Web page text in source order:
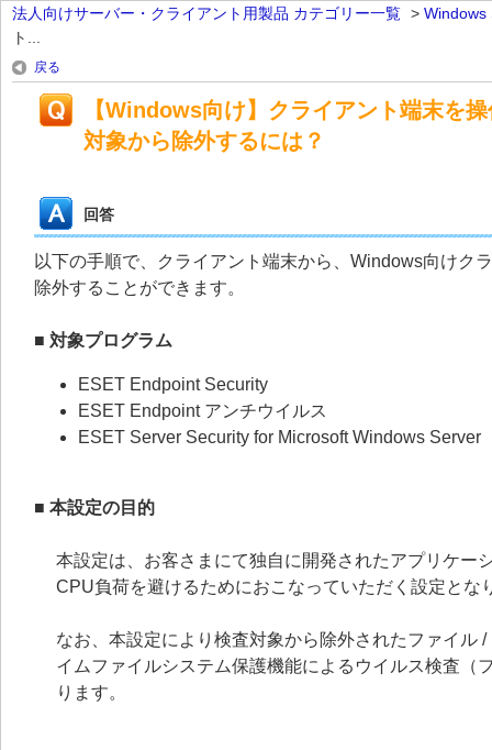
法人向けサーバー・クライアント用製品 カテゴリー一覧 > Windows
ト...
戻る
【Windows向け】クライアント端末を
対象から除外するには？
回答
以下の手順で、クライアント端末から、Windows向けク
除外することができます。
■ 対象プログラム
ESET Endpoint Security
ESET Endpoint アンチウイルス
ESET Server Security for Microsoft Windows Server
■ 本設定の目的
本設定は、お客さまにて独自に開発されたアプリケー
CPU負荷を避けるためにおこなっていただく設定とな
なお、本設定により検査対象から除外されたファイル
イムファイルシステム保護機能によるウイルス検査（
ります。